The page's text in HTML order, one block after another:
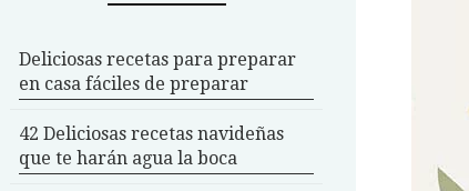
Deliciosas recetas para preparar
en casa fáciles de preparar
42 Deliciosas recetas navideñas
que te harán agua la boca